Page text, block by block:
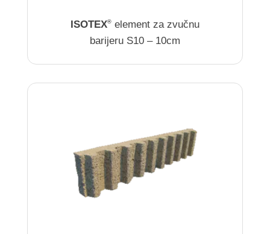
ISOTEX®element za zvučnu
barijeru S10 – 10cm